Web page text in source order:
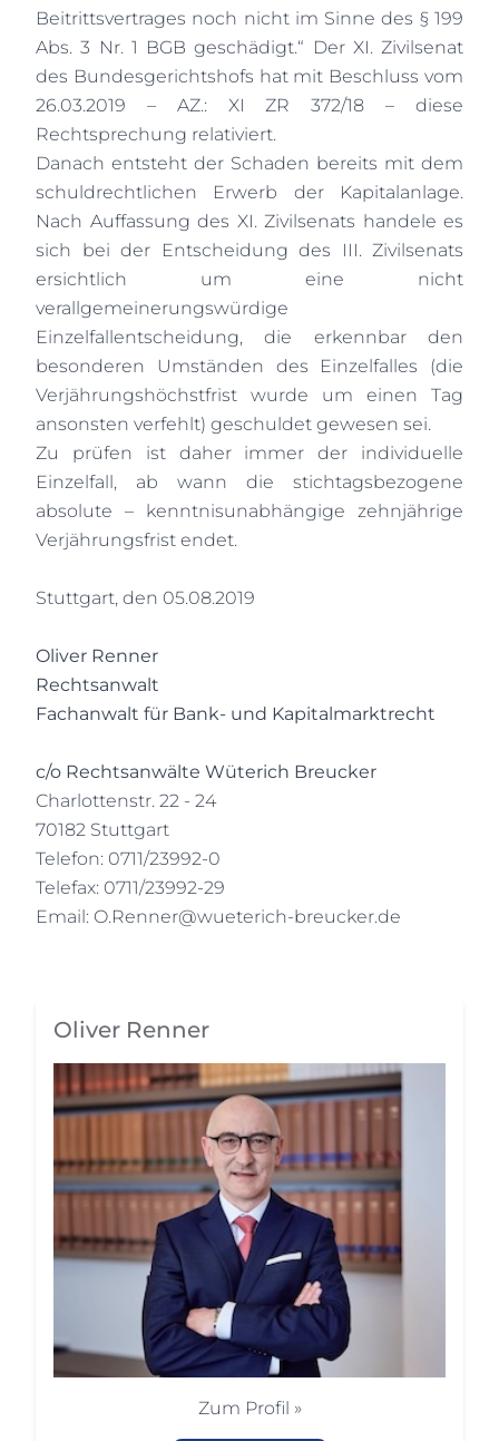
Beitrittsvertrages noch nicht im Sinne des § 199
Abs. 3 Nr. 1 BGB geschädigt.“ Der XI. Zivilsenat
des Bundesgerichtshofs hat mit Beschluss vom
26.03.2019 – AZ.: XI ZR 372/18 – diese
Rechtsprechung relativiert.
Danach entsteht der Schaden bereits mit dem
schuldrechtlichen Erwerb der Kapitalanlage.
Nach Auffassung des XI. Zivilsenats handele es
sich bei der Entscheidung des III. Zivilsenats
ersichtlich um eine nicht
verallgemeinerungswürdige
Einzelfallentscheidung, die erkennbar den
besonderen Umständen des Einzelfalles (die
Verjährungshöchstfrist wurde um einen Tag
ansonsten verfehlt) geschuldet gewesen sei.
Zu prüfen ist daher immer der individuelle
Einzelfall, ab wann die stichtagsbezogene
absolute – kenntnisunabhängige zehnjährige
Verjährungsfrist endet.
Stuttgart, den 05.08.2019
Oliver Renner
Rechtsanwalt
Fachanwalt für Bank- und Kapitalmarktrecht
c/o Rechtsanwälte Wüterich Breucker
Charlottenstr. 22 - 24
70182 Stuttgart
Telefon: 0711/23992-0
Telefax: 0711/23992-29
Email: O.Renner@wueterich-breucker.de
Oliver Renner
Zum Profil »